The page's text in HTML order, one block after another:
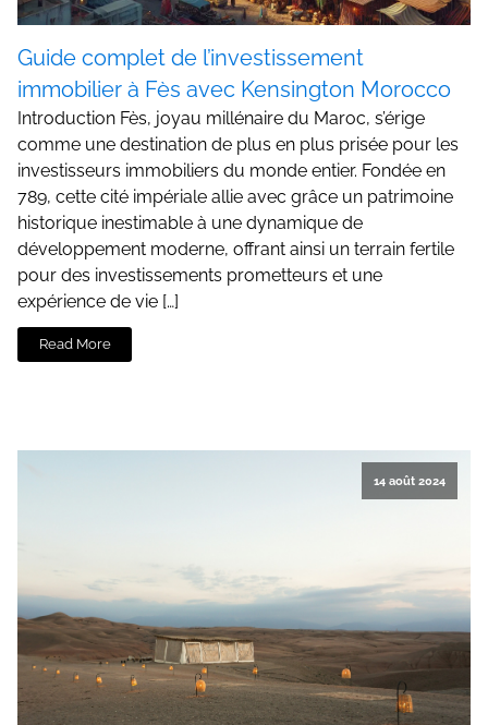
Guide complet de l’investissement
immobilier à Fès avec Kensington Morocco
Introduction Fès, joyau millénaire du Maroc, s’érige
comme une destination de plus en plus prisée pour les
investisseurs immobiliers du monde entier. Fondée en
789, cette cité impériale allie avec grâce un patrimoine
historique inestimable à une dynamique de
développement moderne, offrant ainsi un terrain fertile
pour des investissements prometteurs et une
expérience de vie […]
Read More
14 août 2024